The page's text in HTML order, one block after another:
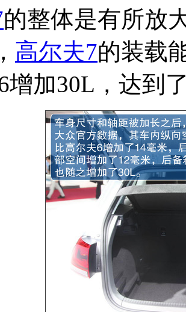
的整体是有所放
高尔夫7的装载
增加30L，达到